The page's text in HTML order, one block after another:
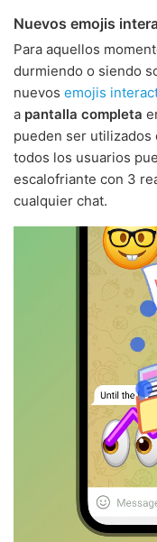
Nuevos emojis
Para aquellos
durmiendo o siendo
nuevos emojis
a pantalla completa
pueden ser utilizados
todos los usuarios
escalofriante con 3
cualquier chat.